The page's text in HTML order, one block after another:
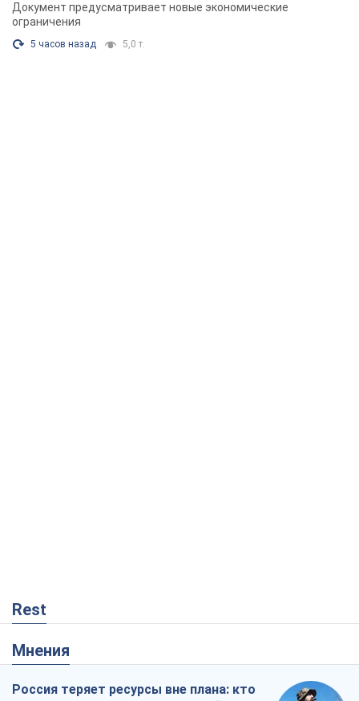
Документ предусматривает новые экономические
ограничения
5 часов назад 5,0 т.
Rest
Мнения
Россия теряет ресурсы вне плана: кто